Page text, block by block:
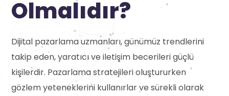
Olmalıdır?
Dijital pazarlama uzmanları, günümüz trendlerini
takip eden, yaratıcı ve iletişim becerileri güçlü
kişilerdir. Pazarlama stratejileri oluştururken
gözlem yeteneklerini kullanırlar ve sürekli olarak